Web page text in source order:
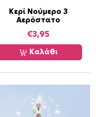
Κερί Νούμερο 3
Αερόστατο
€3,95
Καλάθι